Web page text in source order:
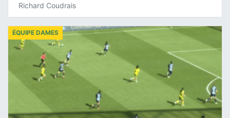
Richard Coudrais
ÉQUIPE DAMES